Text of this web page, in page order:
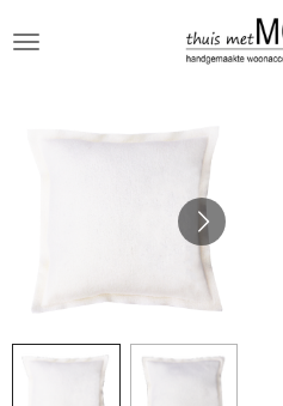
direct
hoofdinhoud